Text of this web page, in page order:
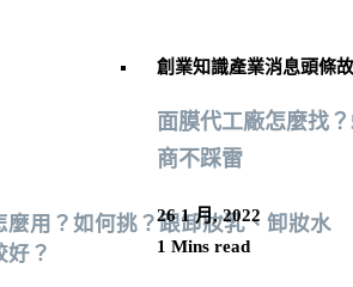
創業知識產業消息頭條
面膜代工廠怎麼找
商不踩雷
26 1 月, 2022
1 Mins read
麼用？如何挑？跟卸妝乳、卸妝水
好？